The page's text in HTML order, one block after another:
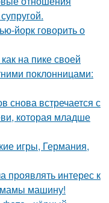
йорк говорить о
на пике своей
поклонницами:
снова встречается с
которая младше
игры, Германия,
проявлять интерес к
мамы машину!